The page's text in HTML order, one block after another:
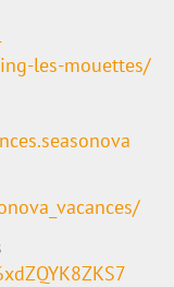
les-mouettes/